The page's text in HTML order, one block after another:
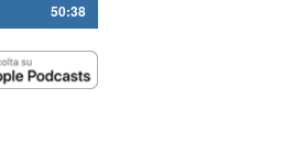
50:38